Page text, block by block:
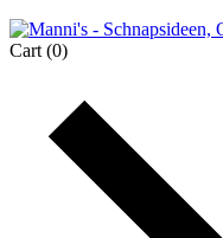
Cart (0)